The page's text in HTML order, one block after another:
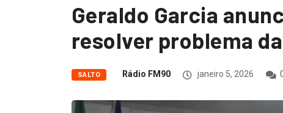
Geraldo Garcia
resolver problema
SALTO Rádio FM90 janeiro 5, 2026